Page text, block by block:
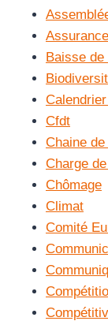
Baisse de
Cfdt
Chaine
Charge
Chômage
Climat
Comité